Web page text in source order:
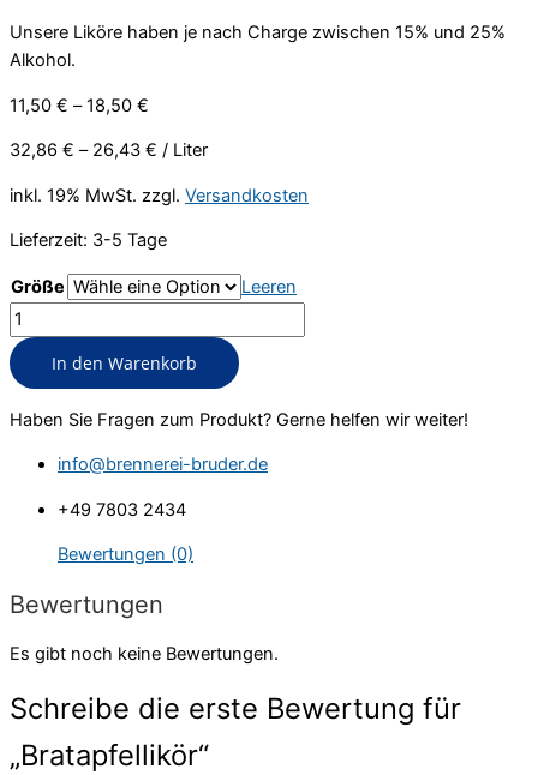
Unsere Liköre haben je nach Charge zwischen 15% und 25%
Alkohol.
11,50 € –18,50 €
32,86 € – 26,43 € / Liter
inkl. 19% MwSt. zzgl. Versandkosten
Lieferzeit: 3-5 Tage
Größe
Leeren
Bratapfellikör
Menge
In den Warenkorb
Haben Sie Fragen zum Produkt? Gerne helfen wir weiter!
info@brennerei-bruder.de
+49 7803 2434
Bewertungen (0)
Bewertungen
Es gibt noch keine Bewertungen.
Schreibe die erste Bewertung für
„Bratapfellikör“